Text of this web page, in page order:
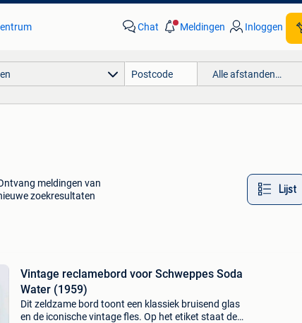
Chat Meldingen Inloggen
Alle afstanden…
meldingen van
zoekresultaten
Lijst
Vintage reclamebord voor Schweppes Soda
Water (1959)
Dit zeldzame bord toont een klassiek bruisend glas
en de iconische vintage fles. Op het etiket staat de